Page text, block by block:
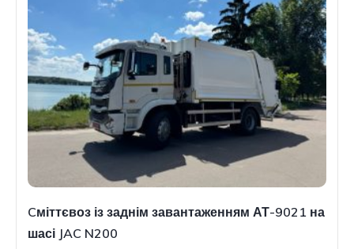
Cміттєвоз із заднім завантаженням АТ-9021 на
шасі JAC N200